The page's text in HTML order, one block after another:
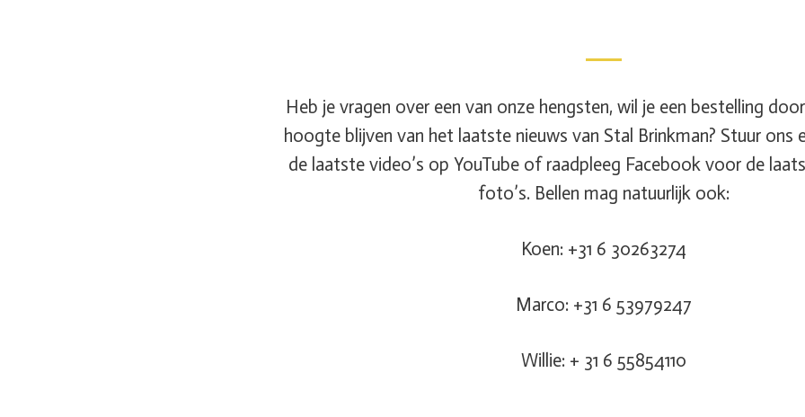
Heb je vragen over een van onze hengsten, wil je een bestelling
hoogte blijven van het laatste nieuws van Stal Brinkman? Stuur ons
de laatste video’s op YouTube of raadpleeg Facebook voor de
foto’s. Bellen mag natuurlijk ook:
Koen: +31 6 30263274
Marco: +31 6 53979247
Willie: + 31 6 55854110